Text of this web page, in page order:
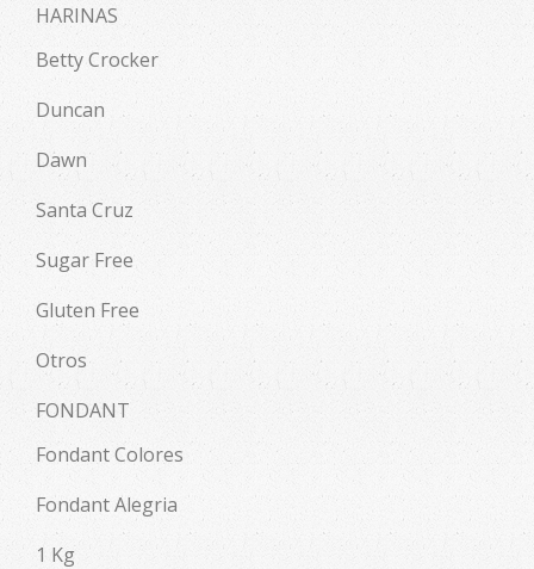
HARINAS
Betty Crocker
Duncan
Dawn
Santa Cruz
Sugar Free
Gluten Free
Otros
FONDANT
Fondant Colores
Fondant Alegria
1 Kg